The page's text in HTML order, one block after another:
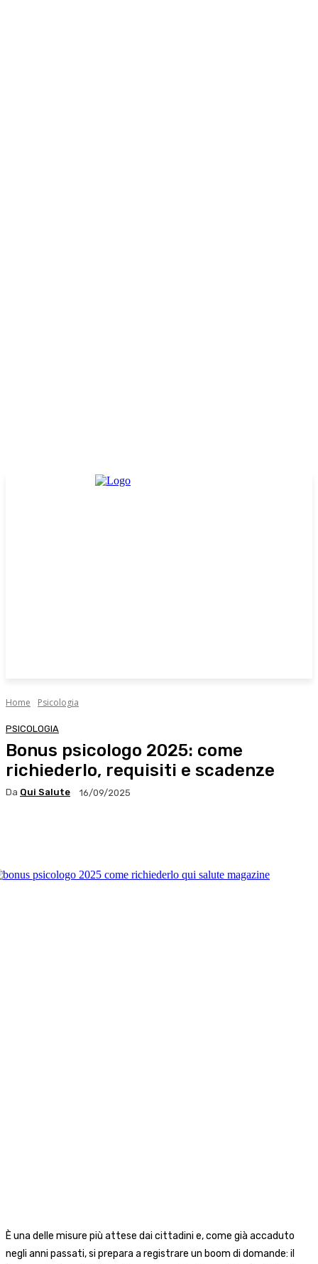
Home Psicologia
PSICOLOGIA
Bonus psicologo 2025: come
richiederlo, requisiti e scadenze
Da Qui Salute 16/09/2025
È una delle misure più attese dai cittadini e, come già accaduto
negli anni passati, si prepara a registrare un boom di domande: il